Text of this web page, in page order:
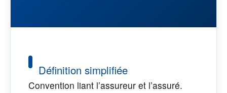
Définition simplifiée
Convention liant l’assureur et l’assuré.